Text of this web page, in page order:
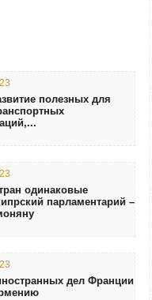
полезных для
одинаковые
парламентарий –
дел Франции